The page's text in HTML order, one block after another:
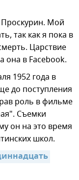
Мой
так как я пока в
Царствие
она в Facebook.
1952 года в
до поступления
роль в фильме
Съемки
он на это время
школ.